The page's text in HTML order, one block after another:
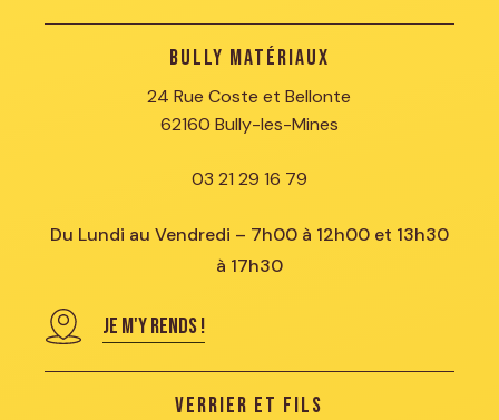
Bully Matériaux
24 Rue Coste et Bellonte
62160 Bully-les-Mines
03 21 29 16 79
Du Lundi au Vendredi – 7h00 à 12h00 et 13h30
à 17h30
JE M'Y RENDS !
Verrier et Fils